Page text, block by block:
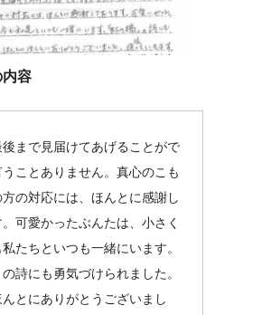
内容
まで見届けてあげることがで
うことありません。真心のこも
方の対応には、ほんとに感謝し
可愛かったぶんたは、小さく
たちといつも一緒にいます。
の詩にも勇気づけられました。
とにありがとうございまし